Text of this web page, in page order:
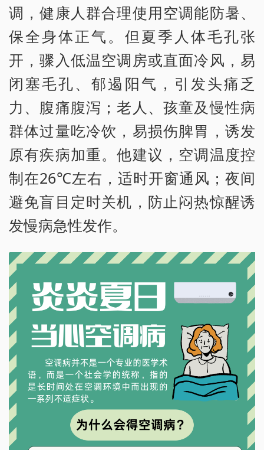
调，健康人群合理使用空调能防暑、
保全身体正气。但夏季人体毛孔张
开，骤入低温空调房或直面冷风，易
闭塞毛孔、郁遏阳气，引发头痛乏
力、腹痛腹泻；老人、孩童及慢性病
群体过量吃冷饮，易损伤脾胃，诱发
原有疾病加重。他建议，空调温度控
制在26℃左右，适时开窗通风；夜间
避免盲目定时关机，防止闷热惊醒诱
发慢病急性发作。